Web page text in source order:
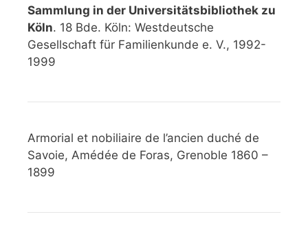
Sammlung in der Universitätsbibliothek zu
Köln. 18 Bde. Köln: Westdeutsche
Gesellschaft für Familienkunde e. V., 1992-
1999
Armorial et nobiliaire de l’ancien duché de
Savoie, Amédée de Foras, Grenoble 1860 –
1899